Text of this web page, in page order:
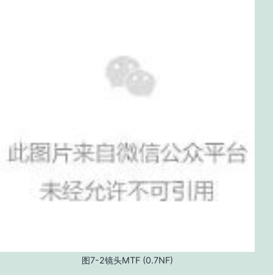
图7-2镜头MTF (0.7NF)